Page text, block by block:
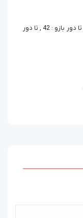
سایز 6 : تا دور سینه : 116 , تا دور شکم : 120 , تا دور بازو : 42 , تا دور